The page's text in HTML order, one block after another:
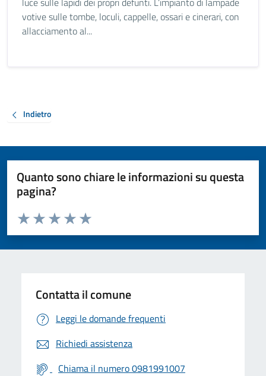
votive sulle tombe, loculi, cappelle, ossari e cinerari, con
allacciamento al...
Indietro
Quanto sono chiare le informazioni su questa
pagina?
Valuta da 1 a 5 stelle la pagina
Valuta 5 stelle su 5
Valuta 4 stelle su 5
Valuta 3 stelle su 5
Valuta 2 stelle su 5
Valuta 1 stelle su 5
Contatta il comune
Leggi le domande frequenti
Richiedi assistenza
Chiama il numero 0981991007